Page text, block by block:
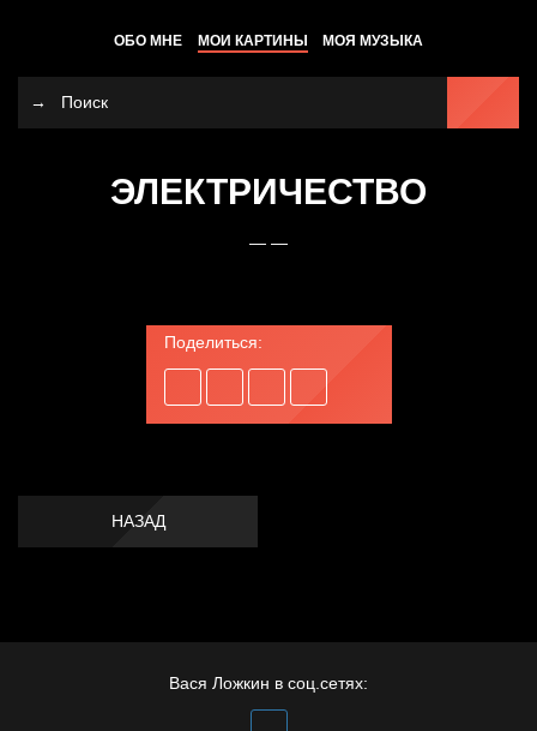
ОБО МНЕ МОИ КАРТИНЫ МОЯ МУЗЫКА
ЭЛЕКТРИЧЕСТВО
— —
Поделиться:
НАЗАД
Вася Ложкин в соц.сетях: